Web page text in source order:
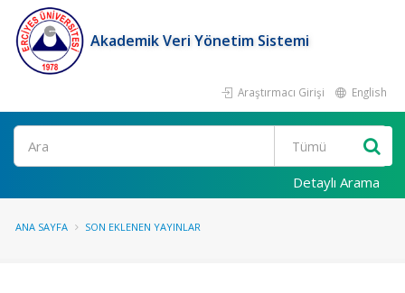
Akademik Veri Yönetim Sistemi
Araştırmacı Girişi English
Ara
Detaylı Arama
ANA SAYFA SON EKLENEN YAYINLAR